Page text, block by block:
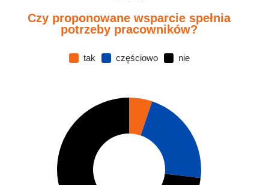
Czy proponowane wsparcie spełnia
potrzeby pracowników?
tak częściowo nie